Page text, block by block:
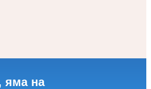
яма на